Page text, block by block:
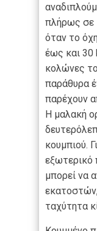
πλήρως σε
όταν το
έως και 30
κολώνες
παράθυρα
παρέχουν
Η μαλακή
κουμπιού.
εξωτερικό
μπορεί να
ταχύτητα